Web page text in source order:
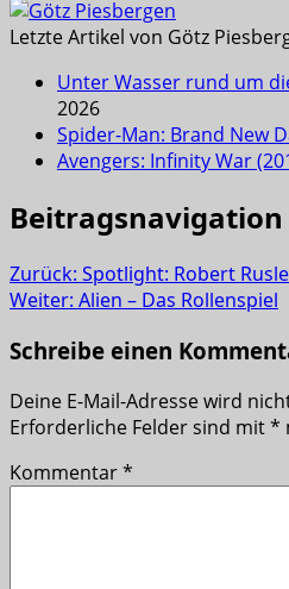
Letzte Artikel von Götz
Unter Wasser rund um
2026
Spider-Man: Brand New
Avengers: Infinity War
Beitragsnavigation
Zurück: Spotlight: Robert
Weiter: Alien – Das Rollenspiel
Schreibe einen
Deine E-Mail-Adresse wird
Erforderliche Felder sind mit*
Kommentar*